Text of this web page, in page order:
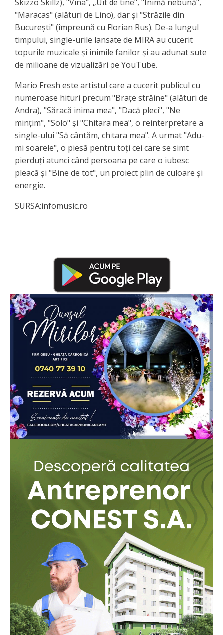
Skizzo Skillz), "Vina", „Uit de tine", "Inimă nebună",
"Maracas" (alături de Lino), dar și "Străzile din
București" (împreună cu Florian Rus). De-a lungul
timpului, single-urile lansate de MIRA au cucerit
topurile muzicale și inimile fanilor și au adunat sute
de milioane de vizualizări pe YouTube.
Mario Fresh este artistul care a cucerit publicul cu
numeroase hituri precum "Brațe străine" (alături de
Andra), "Săracă inima mea", "Dacă pleci", "Ne
mințim", "Solo" și "Chitara mea", o reinterpretare a
single-ului "Să cântăm, chitara mea". A urmat "Adu-
mi soarele", o piesă pentru toți cei care se simt
pierduți atunci când persoana pe care o iubesc
pleacă și "Bine de tot", un proiect plin de culoare și
energie.
SURSA:infomusic.ro